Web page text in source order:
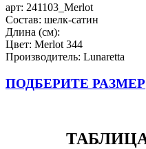
арт: 241103_Merlot
Состав: шелк-сатин
Длина (см):
Цвет: Merlot 344
Производитель: Lunaretta
ПОДБЕРИТЕ РАЗМЕР